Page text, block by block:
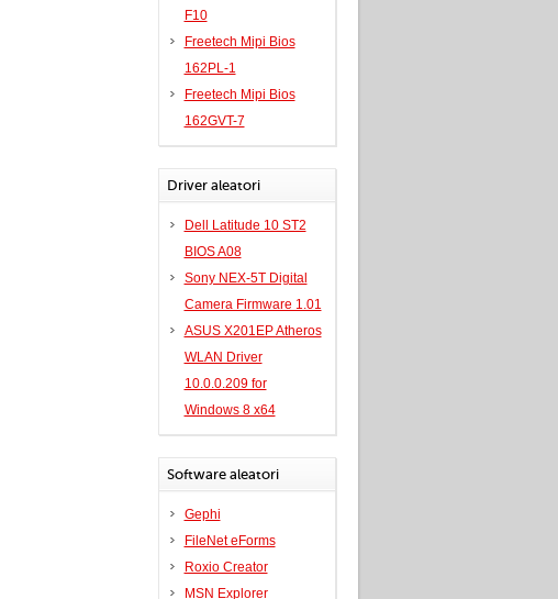
F10
Freetech Mipi Bios
162PL-1
Freetech Mipi Bios
162GVT-7
Driver aleatori
Dell Latitude 10 ST2
BIOS A08
Sony NEX-5T Digital
Camera Firmware 1.01
ASUS X201EP Atheros
WLAN Driver
10.0.0.209 for
Windows 8 x64
Software aleatori
Gephi
FileNet eForms
Roxio Creator
MSN Explorer